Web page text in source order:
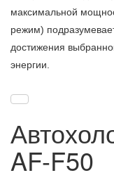
максимальной
режим)
достижения
энергии.
AF-F50